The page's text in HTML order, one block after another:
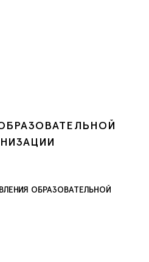
ОБРАЗОВАТЕЛЬНОЙ